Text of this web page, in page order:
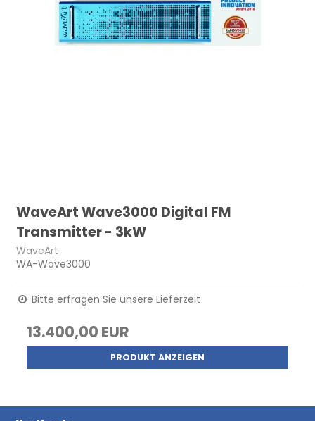
WaveArt Wave3000 Digital FM
Transmitter - 3kW
WaveArt
WA-Wave3000
Bitte erfragen Sie unsere Lieferzeit
13.400,00 EUR
PRODUKT ANZEIGEN